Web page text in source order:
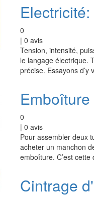
0
| 0 avis
Tension, intensité,
le langage électrique.
précise. Essayons d’y
0
| 0 avis
Pour assembler deux
acheter un manchon
emboîture. C’est
Cintrage